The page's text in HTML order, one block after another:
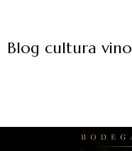
Blog cultura vino